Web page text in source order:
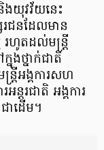
ងយុវវ័យនេះ
ជនដែលមាន
រហូតដល់មន្ត្រី
នុងថ្នាក់ជាតិ
រីអង្គការសហ
ន្តរជាតិ អង្គការ
ាដើម។